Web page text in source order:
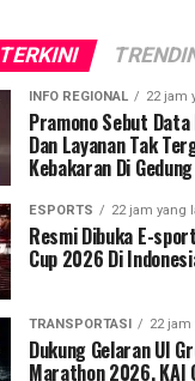
TERKINI
INFO REGIONAL 22 jam
Pramono Sebut Data
Dan Layanan Tak
Kebakaran Di
ESPORTS 22 jam yang
Resmi Dibuka E-
Cup 2026 Di
TRANSPORTASI 22 jam
Dukung Gelaran UI
Marathon 2026, KAI